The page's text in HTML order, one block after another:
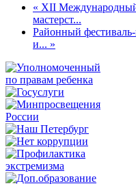
« XII
мастерст...
Районный
и... »